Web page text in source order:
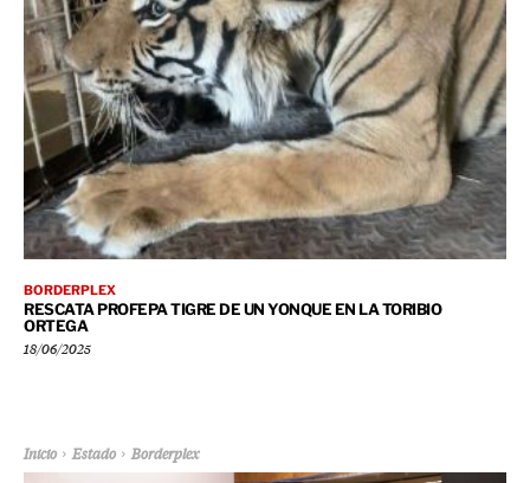
BORDERPLEX
RESCATA PROFEPA TIGRE DE UN YONQUE EN LA TORIBIO
ORTEGA
18/06/2025